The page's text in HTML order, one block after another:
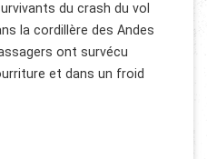
du crash du vol
la cordillère des Andes
ont survécu
et dans un froid
DES ANDES